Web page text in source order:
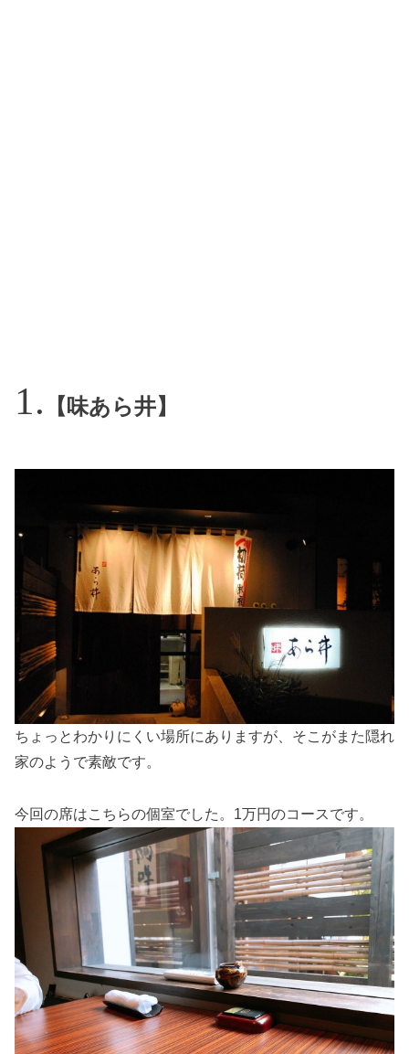
【味あら井】
ちょっとわかりにくい場所にありますが、そこがまた隠れ
家のようで素敵です。
今回の席はこちらの個室でした。1万円のコースです。